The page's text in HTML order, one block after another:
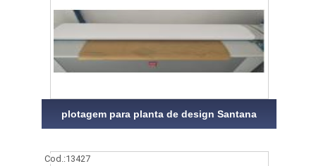
plotagem para planta de design Santana
Cod.:13427